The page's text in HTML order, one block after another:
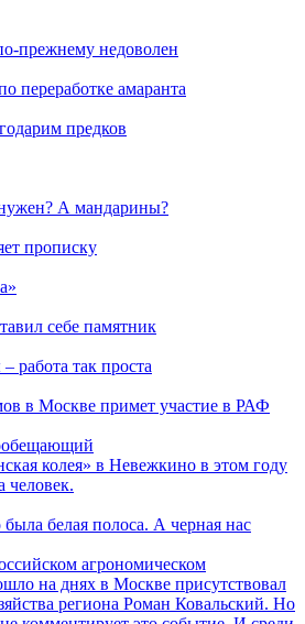
прежнему недоволен
переработке амаранта
предков
А мандарины?
прописку
себе памятник
работа так проста
в Москве примет участие в РАФ
колея» в Невежкино в этом году
человек.
белая полоса. А черная нас
агрономическом
на днях в Москве присутствовал
региона Роман Ковальский. Но